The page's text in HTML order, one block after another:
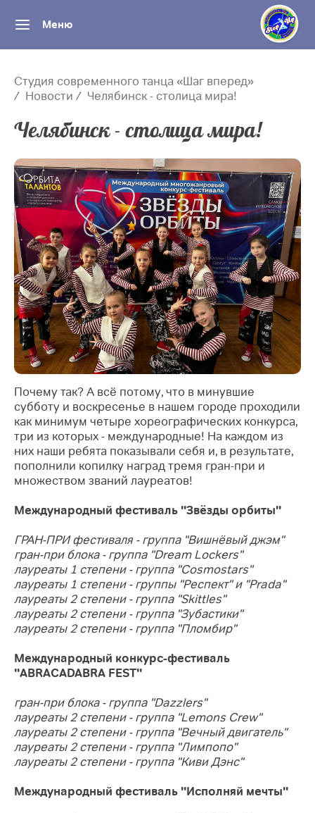
Меню
Студия современного танца «Шаг вперед»
Новости
Челябинск - столица мира!
Челябинск - столица мира!
Почему так? А всё потому, что в минувшие
субботу и воскресенье в нашем городе проходили
как минимум четыре хореографических конкурса,
три из которых - международные! На каждом из
них наши ребята показывали себя и, в результате,
пополнили копилку наград тремя гран-при и
множеством званий лауреатов!
Международный фестиваль "Звёзды орбиты"
ГРАН-ПРИ фестиваля - группа "Вишнёвый джэм"
гран-при блока - группа "Dream Lockers"
лауреаты 1 степени - группа "Cosmostars"
лауреаты 1 степени - группы "Респект" и "Prada"
лауреаты 2 степени - группа "Skittles"
лауреаты 2 степени - группа "Зубастики"
лауреаты 2 степени - группа "Пломбир"
Международный конкурс-фестиваль
"ABRACADABRA FEST"
гран-при блока - группа "Dazzlers"
лауреаты 2 степени - группа "Lemons Crew"
лауреаты 2 степени - группа "Вечный двигатель"
лауреаты 2 степени - группа "Лимпопо"
лауреаты 2 степени - группа "Киви Дэнс"
Международный фестиваль "Исполняй мечты"